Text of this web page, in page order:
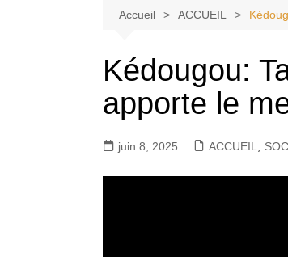
Accueil ACCUEIL
Kédougou:
apporte le
juin 8, 2025 ACCUEIL